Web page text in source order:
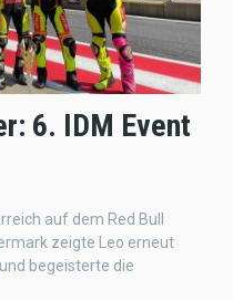
6. IDM Event
auf dem Red Bull
zeigte Leo erneut
begeisterte die